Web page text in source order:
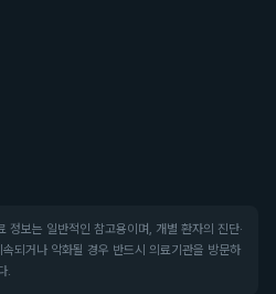
정보는 일반적인 참고용이며, 개별 환자의 진단·
되거나 악화될 경우 반드시 의료기관을 방문하
.